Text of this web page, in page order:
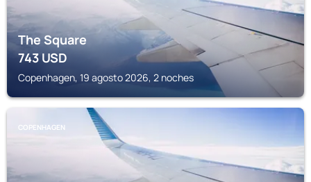
The Square
743USD
Copenhagen, 19 agosto 2026, 2 noches
COPENHAGEN